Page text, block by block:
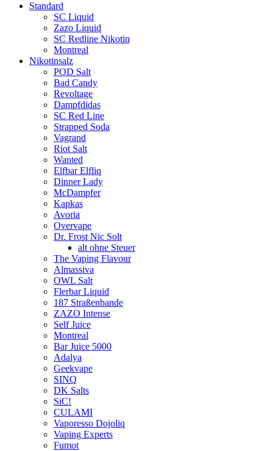
Standard
SC Liquid
Zazo Liquid
SC Redline Nikotin
Montreal
Nikotinsalz
POD Salt
Bad Candy
Revoltage
Dampfdidas
SC Red Line
Strapped Soda
Vagrand
Riot Salt
Wanted
Elfbar Elfliq
Dinner Lady
McDampfer
Kapkas
Avoria
Overvape
Dr. Frost Nic Solt
alt ohne Steuer
The Vaping Flavour
Almassiva
OWL Salt
Flerbar Liquid
187 Straßenbande
ZAZO Intense
Self Juice
Montreal
Bar Juice 5000
Adalya
Geekvape
SINQ
DK Salts
SiC!
CULAMI
Vaporesso Dojoliq
Vaping Experts
Fumot